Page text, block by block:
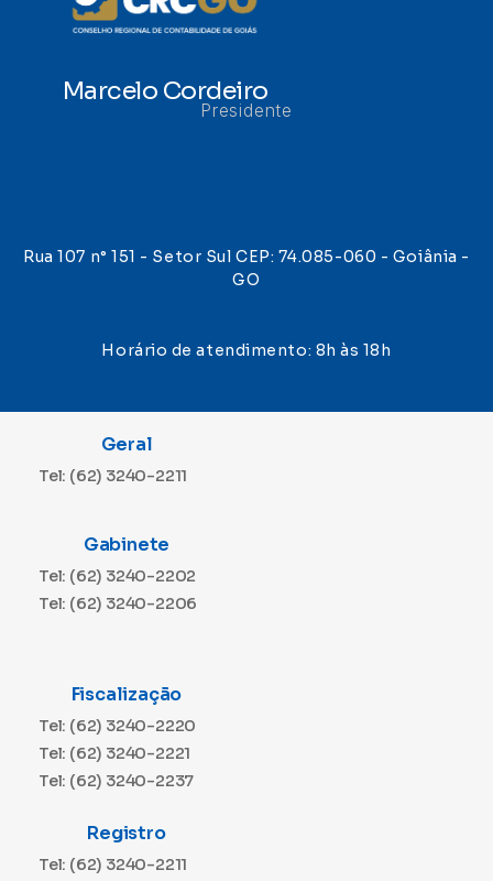
Marcelo Cordeiro
Presidente
Rua 107 n° 151 - Setor Sul CEP: 74.085-060 - Goiânia -
GO
Horário de atendimento: 8h às 18h
Geral
Tel: (62) 3240-2211
Gabinete
Tel: (62) 3240-2202
Tel: (62) 3240-2206
Fiscalização
Tel: (62) 3240-2220
Tel: (62) 3240-2221
Tel: (62) 3240-2237
Registro
Tel: (62) 3240-2211